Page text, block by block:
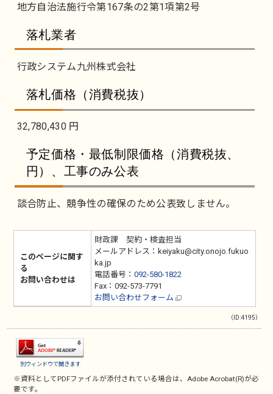
地方自治法施行令第167条の2第1項第2号
落札業者
行政システム九州株式会社
落札価格（消費税抜）
32,780,430 円
予定価格・最低制限価格（消費税抜、
円）、工事のみ公表
談合防止、競争性の確保のため公表致しません。
このページに関す
る
お問い合わせは
財政課 契約・検査担当
メールアドレス：keiyaku@city.onojo.fukuo
ka.jp
電話番号： 092-580-1822
Fax：092-573-7791
お問い合わせフォーム
（ID:4195）
別ウィンドウで開きます
※資料としてPDFファイルが添付されている場合は、Adobe Acrobat(R)が必
要です。